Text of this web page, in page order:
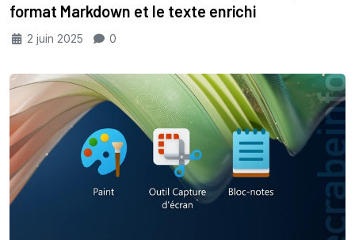
format Markdown et le texte enrichi
2 juin 2025 0